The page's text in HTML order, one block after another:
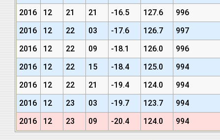
2016
12 21 21 -16.5 127.6
996
2016
12 22 03 -17.6 126.7
997
2016
12 22 09 -18.1 126.0
996
2016
12 22 15 -18.4 125.0
994
2016
12 22 21 -19.4 124.0
994
2016
12 23 03 -19.7 123.7
994
2016
12 23 09 -20.4 124.0 994